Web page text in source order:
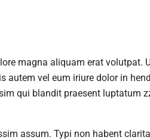
magna aliquam erat volutpat.
vel eum iriure dolor in
qui blandit praesent luptatum
assum. Typi non habent